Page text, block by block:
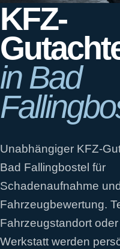
KFZ-
in Bad
Unabhängiger KFZ-
Bad Fallingbostel für
Schadenaufnahme und
Fahrzeugbewertung.
Fahrzeugstandort
Werkstatt werden